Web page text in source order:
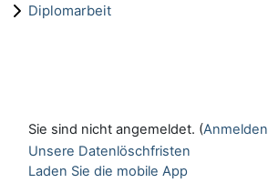
Diplomarbeit
Sie sind nicht angemeldet. (Anmelden
Unsere Datenlöschfristen
Laden Sie die mobile App